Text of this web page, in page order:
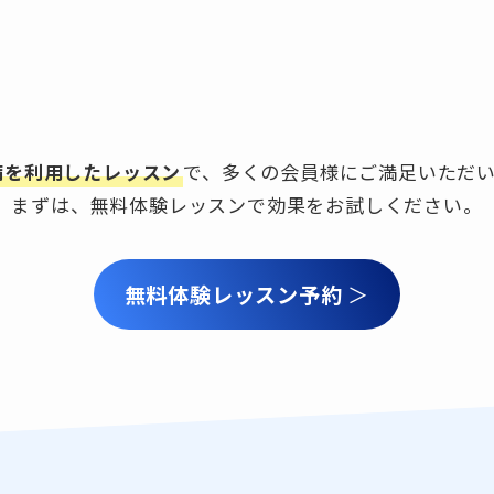
利用したレッスンで、 多くの会員様にご満足いただ
まずは、無料体験レッスンで効果をお試しください。
無料体験レッスン予約 ＞